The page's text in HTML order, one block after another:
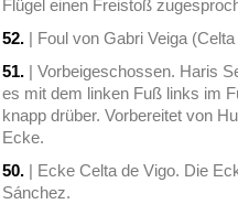
Flügel einen Freistoß
52. | Foul von Gabri Veiga
51. | Vorbeigeschossen. Haris
es mit dem linken Fuß links im
knapp drüber. Vorbereitet von
Ecke.
50. | Ecke Celta de Vigo. Die
Sánchez.